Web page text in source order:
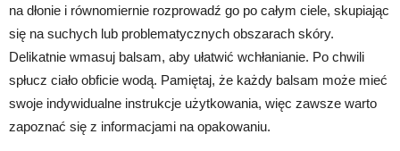
na dłonie i równomiernie rozprowadź go po całym ciele, skupiając
się na suchych lub problematycznych obszarach skóry.
Delikatnie wmasuj balsam, aby ułatwić wchłanianie. Po chwili
spłucz ciało obficie wodą. Pamiętaj, że każdy balsam może mieć
swoje indywidualne instrukcje użytkowania, więc zawsze warto
zapoznać się z informacjami na opakowaniu.